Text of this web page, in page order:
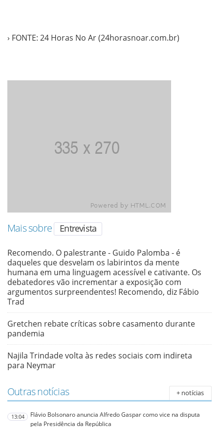
› FONTE: 24 Horas No Ar (24horasnoar.com.br)
Mais sobre Entrevista
Recomendo. O palestrante - Guido Palomba - é
daqueles que desvelam os labirintos da mente
humana em uma linguagem acessível e cativante. Os
debatedores vão incrementar a exposição com
argumentos surpreendentes! Recomendo, diz Fábio
Trad
Gretchen rebate críticas sobre casamento durante
pandemia
Najila Trindade volta às redes sociais com indireta
para Neymar
Outras notícias + notícias
13:04
Flávio Bolsonaro anuncia Alfredo Gaspar como vice na disputa
pela Presidência da República